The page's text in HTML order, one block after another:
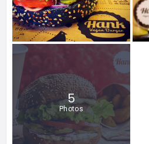
5
Photos